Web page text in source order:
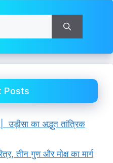
Posts
का अद्भुत तांत्रिक
तीन गुण और मोक्ष का मार्ग